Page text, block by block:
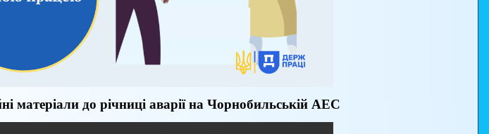
матеріали до річниці аварії на Чорнобильській АЕС